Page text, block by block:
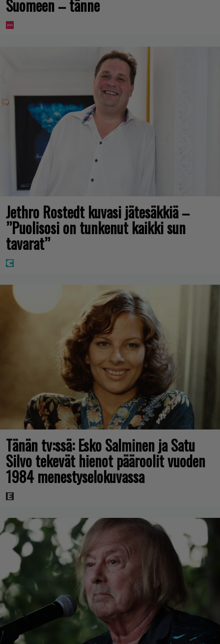
Suomeen – tänne
Jethro Rostedt kuvasi jätesäkkiä –
”Puolisosi on tunkenut kaikki sun
tavarat”
Tänän tv:ssä: Esko Salminen ja Satu
Silvo tekevät hienot pääroolit vuoden
1984 menestyselokuvassa